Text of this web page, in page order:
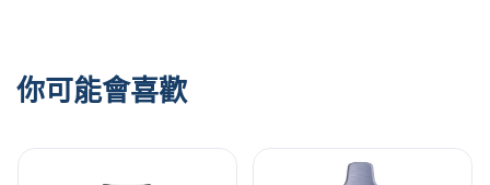
你可能會喜歡